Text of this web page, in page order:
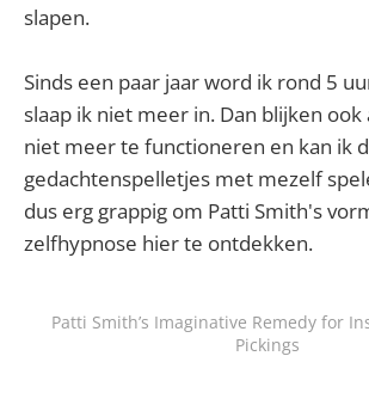
slapen.
Sinds een paar jaar word ik rond 5
slaap ik niet meer in. Dan blijken
niet meer te functioneren en kan ik
gedachtenspelletjes met mezelf
dus erg grappig om Patti Smith's
zelfhypnose hier te ontdekken.
Patti Smith’s Imaginative Remedy for
Pickings